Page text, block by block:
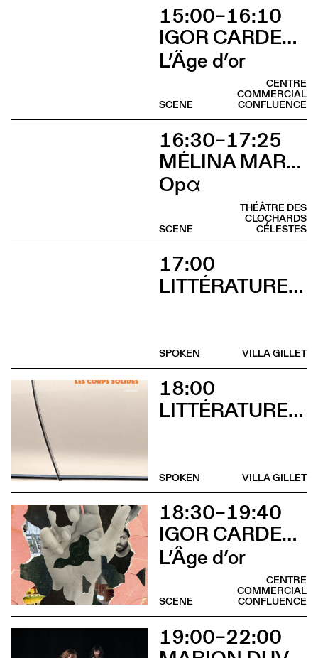
15:00–16:10
IGOR CARDELLINI & TOMAS GONZALEZ
L’Âge d’or
CENTRE
COMMERCIAL
CONFLUENCE
SCENE
16:30–17:25
MÉLINA MARTIN
Opα
THÉÂTRE DES
CLOCHARDS
CÉLESTES
SCENE
17:00
LITTÉRATURES SUISSES
VILLA GILLET
SPOKEN
18:00
LITTÉRATURES SUISSES
VILLA GILLET
SPOKEN
18:30–19:40
IGOR CARDELLINI & TOMAS GONZALEZ
L’Âge d’or
CENTRE
COMMERCIAL
CONFLUENCE
SCENE
19:00–22:00